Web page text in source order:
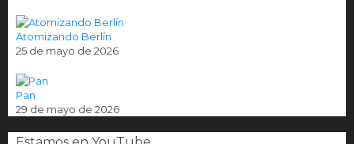
Atomizando Berlín
25 de mayo de 2026
Pan
29 de mayo de 2026